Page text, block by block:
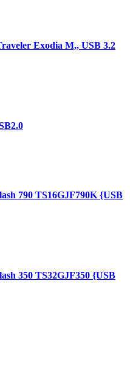
Exodia M,, USB 3.2
790 TS16GJF790K {USB
350 TS32GJF350 {USB